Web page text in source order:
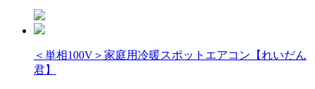
＜単相100V＞家庭用冷暖スポットエアコン【れいだん
君】